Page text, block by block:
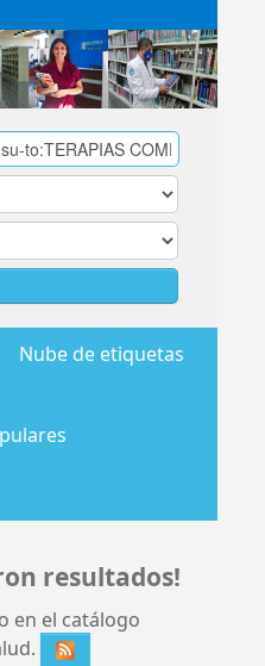
Nube de etiquetas
resultados!
en el catálogo